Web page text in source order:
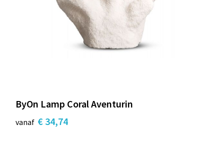
ByOn Lamp Coral Aventurin
vanaf € 34,74